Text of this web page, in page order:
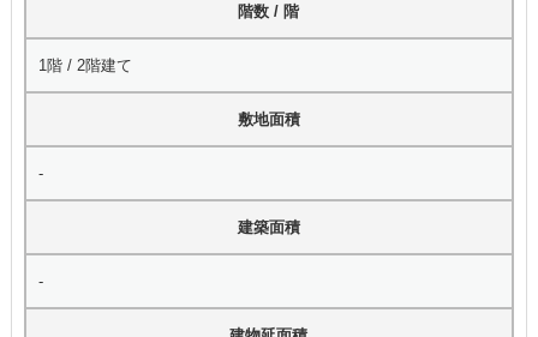
階数 / 階
1階 / 2階建て
敷地面積
-
建築面積
-